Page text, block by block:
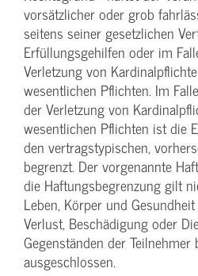
vorsätzlicher oder grob
seitens seiner gesetzlichen
Erfüllungsgehilfen oder im
Verletzung von
wesentlichen Pflichten. Im
der Verletzung von
wesentlichen Pflichten ist die
den vertragstypischen,
begrenzt. Der vorgenannte
die Haftungs­begrenzung gilt
Leben, Körper und
Verlust, Beschädigung oder
Gegenständen der
ausgeschlossen.